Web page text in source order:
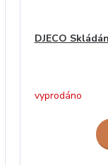
DJECO
vyprodáno